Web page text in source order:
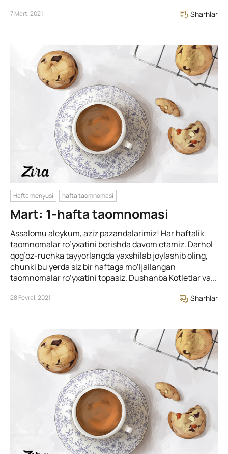
7 Mart, 2021 Sharhlar
Hafta menyusi hafta taomnomasi
Mart: 1-hafta taomnomasi
Assalomu aleykum, aziz pazandalarimiz! Har haftalik
taomnomalar ro’yxatini berishda davom etamiz. Darhol
qog’oz-ruchka tayyorlangda yaxshilab joylashib oling,
chunki bu yerda siz bir haftaga mo’ljallangan
taomnomalar ro’yxatini topasiz. Dushanba Kotletlar va...
28 Fevral, 2021 Sharhlar